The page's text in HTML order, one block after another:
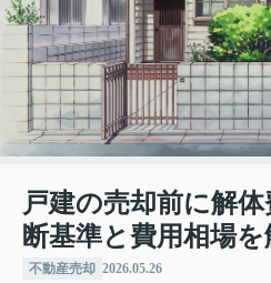
戸建の売却前に解
断基準と費用相場を
不動産売却 2026.05.26